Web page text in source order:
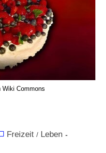
Wiki Commons
Freizeit / Leben